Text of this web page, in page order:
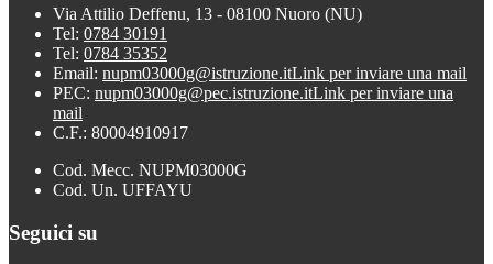
Via Attilio Deffenu, 13 - 08100 Nuoro (NU)
Tel: 0784 30191
Tel: 0784 35352
Email: nupm03000g@istruzione.itLink per inviare una mail
PEC: nupm03000g@pec.istruzione.itLink per inviare una
mail
C.F.: 80004910917
Cod. Mecc. NUPM03000G
Cod. Un. UFFAYU
Seguici su